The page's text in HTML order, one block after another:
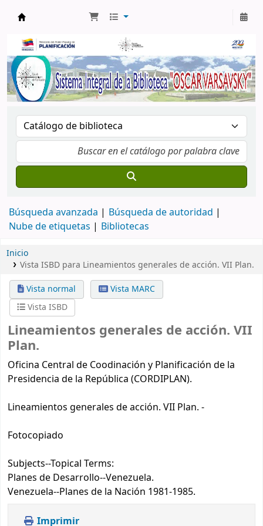
Búsqueda avanzada
Búsqueda de autoridad
Nube de etiquetas
Bibliotecas
Inicio
Vista ISBD para Lineamientos generales de acción. VII Plan.
Vista normal
Vista MARC
Vista ISBD
Lineamientos generales de acción. VII
Plan.
Oficina Central de Coodinación y Planificación de la
Presidencia de la República (CORDIPLAN).
Lineamientos generales de acción. VII Plan. -
Fotocopiado
Subjects--Topical Terms:
Planes de Desarrollo--Venezuela.
Venezuela--Planes de la Nación 1981-1985.
Imprimir